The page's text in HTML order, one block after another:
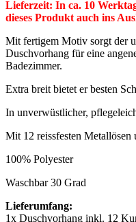
Lieferzeit: In ca. 10
dieses Produkt auch ins
Mit fertigem Motiv sorgt der
Duschvorhang für eine
Badezimmer.
Extra breit bietet er besten
In unverwüstlicher,
Mit 12 reissfesten
100% Polyester
Waschbar 30 Grad
Lieferumfang:
1x Duschvorhang inkl. 12